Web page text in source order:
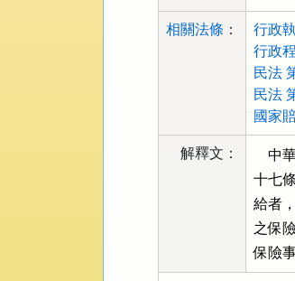
相關法條 ： 行政
行政
民法
民法
國家
解釋文：
十七
給者
之保
保險